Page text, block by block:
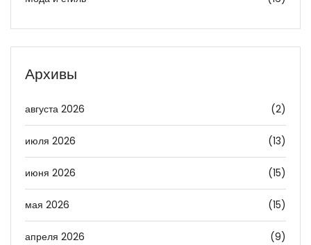
Архивы
августа 2026 (2)
июля 2026 (13)
июня 2026 (15)
мая 2026 (15)
апреля 2026 (9)